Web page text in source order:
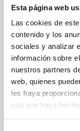
Esta página web
Las cookies de
contenido y los
sociales y analizar
información sobre
nuestros partners
web, quienes
les haya
uso que haya
YoPro